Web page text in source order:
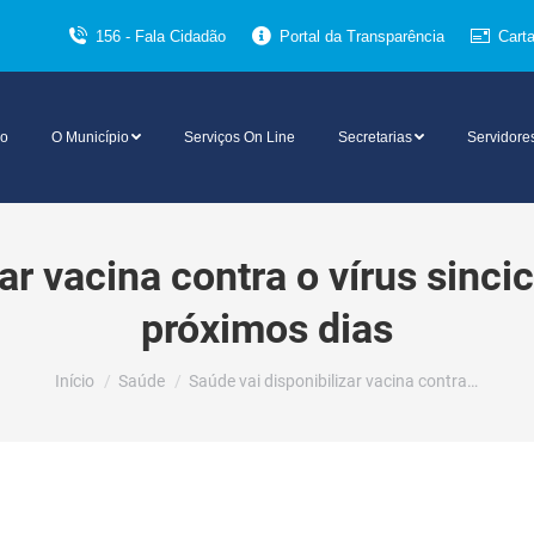
156 - Fala Cidadão Portal da Transparência
O Município Serviços On Line Secretarias
vacina contra o vírus
próximos dias
Você está aqui:
Início Saúde Saúde vai disponibilizar vacina contra…